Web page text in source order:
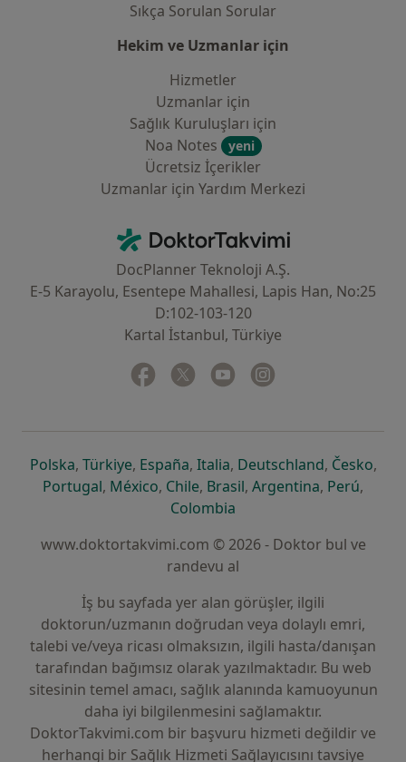
Sıkça Sorulan Sorular
Hekim ve Uzmanlar için
Hizmetler
Uzmanlar için
Sağlık Kuruluşları için
Noa Notes
yeni
Ücretsiz İçerikler
Uzmanlar için Yardım Merkezi
DoktorTakvimi - Ana Sayfa
DocPlanner Teknoloji A.Ş.
E-5 Karayolu, Esentepe Mahallesi, Lapis Han, No:25
D:102-103-120
Kartal İstanbul, Türkiye
Facebook
yeni bir sekmede açılır
Twitter
yeni bir sekmede açılır
Youtube
yeni bir sekmede açılır
Polskayeni bir sekmede açılır
, Türkiyeyeni bir sekmede açılır
, Españayeni bir sekmede açılır
, Italiayeni bir sekmede açılır
, Deutschlandyeni bir
, Českoyeni
,
Portugalyeni bir sekmede açılır
, Méxicoyeni bir sekmede açılır
, Chileyeni bir sekmede açılır
, Brasilyeni bir sekmede açılır
, Argentinayeni bir
, Perúyeni
,
Colombia
www.doktortakvimi.com © 2026 - Doktor bul ve
randevu al
İş bu sayfada yer alan görüşler, ilgili
doktorun/uzmanın doğrudan veya dolaylı emri,
talebi ve/veya ricası olmaksızın, ilgili hasta/danışan
tarafından bağımsız olarak yazılmaktadır. Bu web
sitesinin temel amacı, sağlık alanında kamuoyunun
daha iyi bilgilenmesini sağlamaktır.
DoktorTakvimi.com bir başvuru hizmeti değildir ve
herhangi bir Sağlık Hizmeti Sağlayıcısını tavsiye